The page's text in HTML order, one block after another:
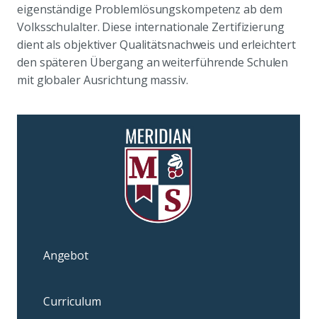
eigenständige Problemlösungskompetenz ab dem
Volksschulalter. Diese internationale Zertifizierung
dient als objektiver Qualitätsnachweis und erleichtert
den späteren Übergang an weiterführende Schulen
mit globaler Ausrichtung massiv.
Angebot
Curriculum